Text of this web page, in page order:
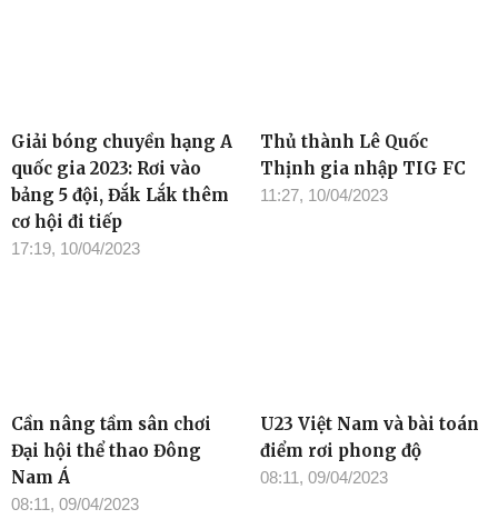
Giải bóng chuyền hạng A
quốc gia 2023: Rơi vào
bảng 5 đội, Đắk Lắk thêm
cơ hội đi tiếp
17:19, 10/04/2023
Thủ thành Lê Quốc
Thịnh gia nhập TIG FC
11:27, 10/04/2023
Cần nâng tầm sân chơi
Đại hội thể thao Đông
Nam Á
08:11, 09/04/2023
U23 Việt Nam và bài toán
điểm rơi phong độ
08:11, 09/04/2023